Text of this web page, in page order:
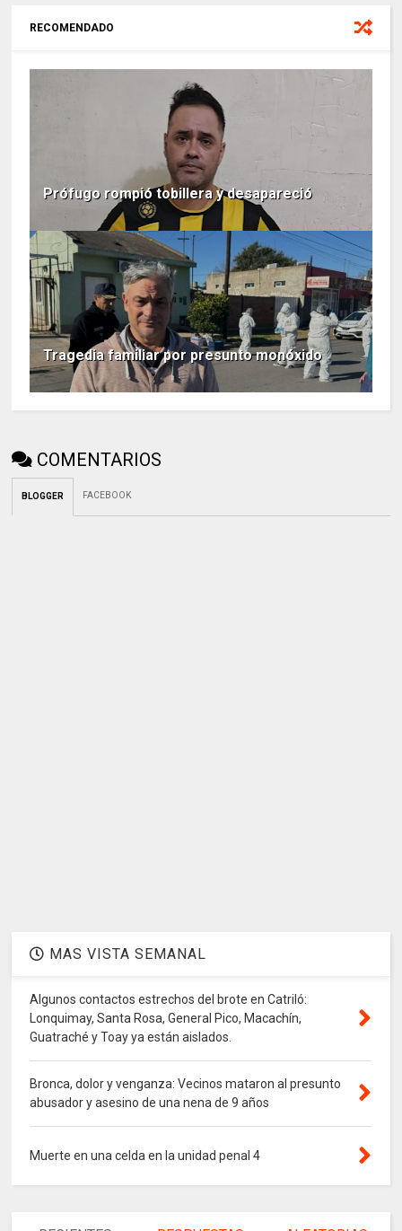
RECOMENDADO
Prófugo rompió tobillera y desapareció
Tragedia familiar por presunto monóxido
COMENTARIOS
BLOGGER FACEBOOK
MAS VISTA SEMANAL
Algunos contactos estrechos del brote en Catriló:
Lonquimay, Santa Rosa, General Pico, Macachín,
Guatraché y Toay ya están aislados.
Bronca, dolor y venganza: Vecinos mataron al presunto
abusador y asesino de una nena de 9 años
Muerte en una celda en la unidad penal 4